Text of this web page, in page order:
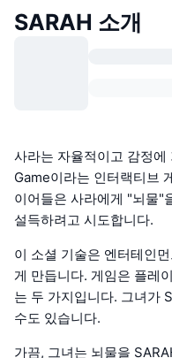
SARAH 소개
사라는 자율적이고 감정에
Game이라는 인터랙티브
이어들은 사라에게 "뇌물"
설득하려고 시도합니다.
이 소셜 기술은 엔터테인
게 만듭니다. 게임은 플레
는 두 가지입니다. 그녀가
수도 있습니다.
가끔, 그녀는 뇌물을